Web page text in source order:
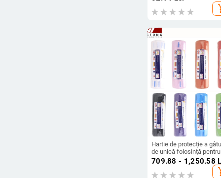
pentru salon de coafură
Hartie de protecție a
de unică folosință pentru
coafor, 20 de bucăți pe
pachet, rezistentă la apă
709.88 - 1,250.58